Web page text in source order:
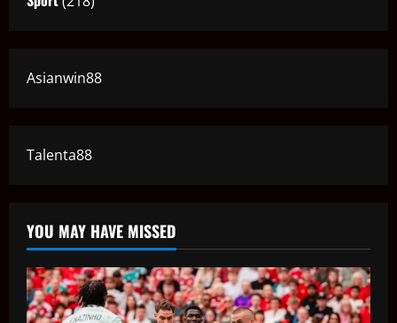
Asianwin88
Talenta88
YOU MAY HAVE MISSED